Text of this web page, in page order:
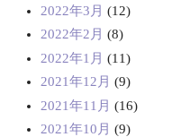
2022年3月 (12)
2022年2月 (8)
2022年1月 (11)
2021年12月 (9)
2021年11月 (16)
2021年10月 (9)